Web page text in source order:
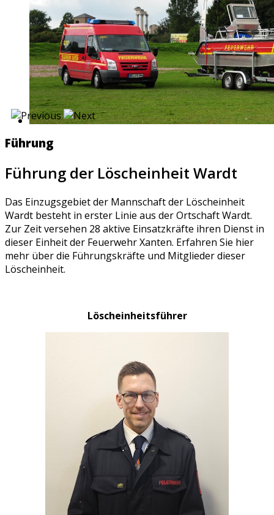
Führung
Führung der Löscheinheit Wardt
Das Einzugsgebiet der Mannschaft der Löscheinheit
Wardt besteht in erster Linie aus der Ortschaft Wardt.
Zur Zeit versehen 28 aktive Einsatzkräfte ihren Dienst in
dieser Einheit der Feuerwehr Xanten. Erfahren Sie hier
mehr über die Führungskräfte und Mitglieder dieser
Löscheinheit.
Löscheinheitsführer